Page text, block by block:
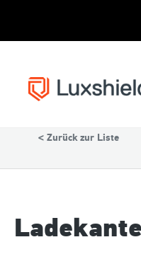
< Zurück zur Liste